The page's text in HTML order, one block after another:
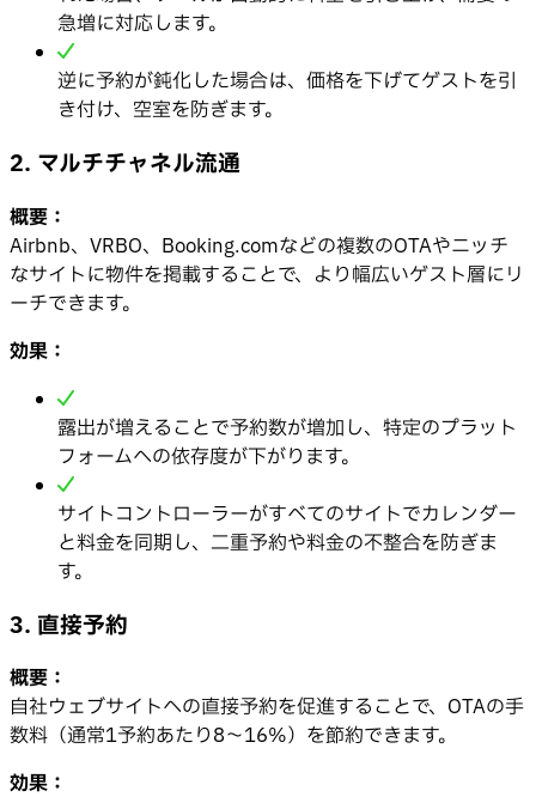
急増に対応します。
逆に予約が鈍化した場合は、価格を下げてゲストを引
き付け、空室を防ぎます。
2. マルチチャネル流通
概要：
Airbnb、VRBO、Booking.comなどの複数のOTAやニッチ
なサイトに物件を掲載することで、より幅広いゲスト層にリ
ーチできます。
効果：
露出が増えることで予約数が増加し、特定のプラット
フォームへの依存度が下がります。
サイトコントローラーがすべてのサイトでカレンダー
と料金を同期し、二重予約や料金の不整合を防ぎま
す。
3. 直接予約
概要：
自社ウェブサイトへの直接予約を促進することで、OTAの手
数料（通常1予約あたり8〜16%）を節約できます。
効果：